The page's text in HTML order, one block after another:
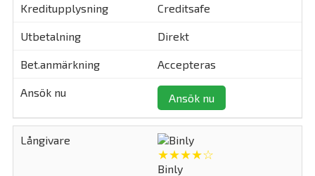
Creditsafe
Direkt
Accepteras
Ansök nu
★★★★☆
Binly